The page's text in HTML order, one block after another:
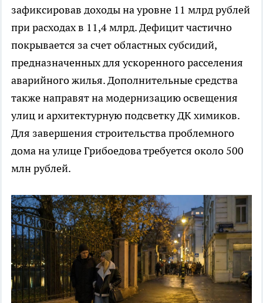
зафиксировав доходы на уровне 11 млрд рублей
при расходах в 11,4 млрд. Дефицит частично
покрывается за счет областных субсидий,
предназначенных для ускоренного расселения
аварийного жилья. Дополнительные средства
также направят на модернизацию освещения
улиц и архитектурную подсветку ДК химиков.
Для завершения строительства проблемного
дома на улице Грибоедова требуется около 500
млн рублей.